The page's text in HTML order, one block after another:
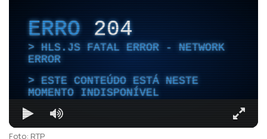
ERRO204
HLS.JS FATAL ERROR - NETWORK
ERROR
ESTE CONTEÚDO ESTÁ NESTE
MOMENTO INDISPONÍVEL
Foto: RTP